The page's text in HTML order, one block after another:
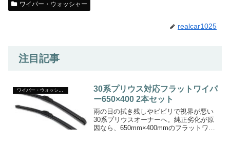
ワイパー・ウォッシャー
realcar1025
注目記事
30系プリウス対応フラットワイパ
ー650×400 2本セット
雨の日の拭き残しやビビリで視界が悪い
30系プリウスオーナーへ。純正劣化が原
因なら、650mm×400mmのフラットワイ